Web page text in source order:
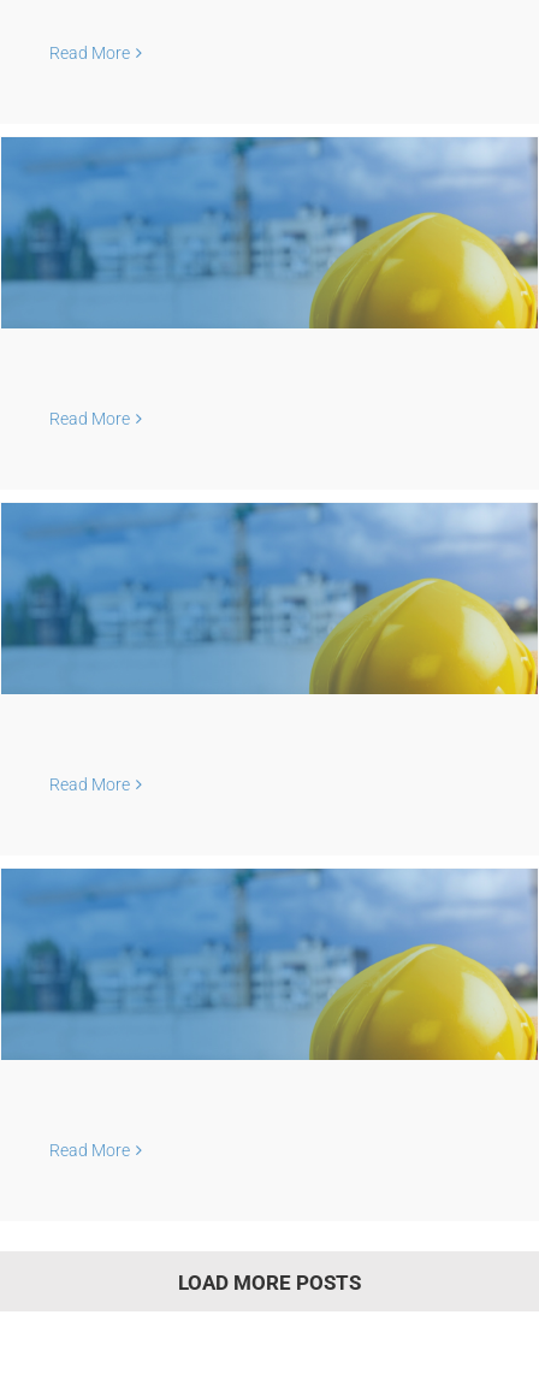
Read More
Read More
Read More
Read More
LOAD MORE POSTS